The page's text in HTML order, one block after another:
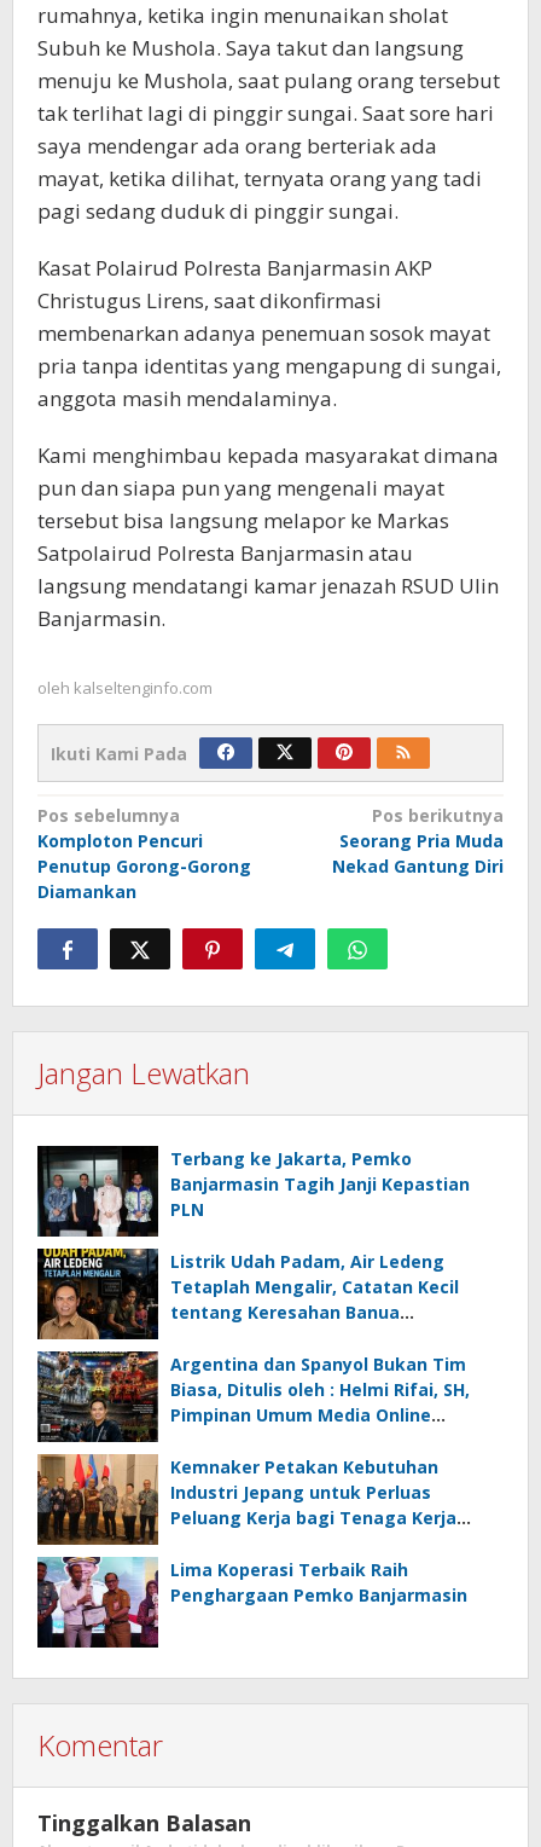
rumahnya, ketika ingin menunaikan sholat
Subuh ke Mushola. Saya takut dan langsung
menuju ke Mushola, saat pulang orang tersebut
tak terlihat lagi di pinggir sungai. Saat sore hari
saya mendengar ada orang berteriak ada
mayat, ketika dilihat, ternyata orang yang tadi
pagi sedang duduk di pinggir sungai.
Kasat Polairud Polresta Banjarmasin AKP
Christugus Lirens, saat dikonfirmasi
membenarkan adanya penemuan sosok mayat
pria tanpa identitas yang mengapung di sungai,
anggota masih mendalaminya.
Kami menghimbau kepada masyarakat dimana
pun dan siapa pun yang mengenali mayat
tersebut bisa langsung melapor ke Markas
Satpolairud Polresta Banjarmasin atau
langsung mendatangi kamar jenazah RSUD Ulin
Banjarmasin.
oleh kalseltenginfo.com
Ikuti Kami Pada
Navigasi
pos
Pos sebelumnya
Komploton Pencuri
Penutup Gorong-Gorong
Diamankan
Pos berikutnya
Seorang Pria Muda
Nekad Gantung Diri
Jangan Lewatkan
Terbang ke Jakarta, Pemko
Banjarmasin Tagih Janji Kepastian
PLN
Listrik Udah Padam, Air Ledeng
Tetaplah Mengalir, Catatan Kecil
tentang Keresahan Banua
Ancaman Lingkungan, Oleh : Helmi
Rifai, SH
Argentina dan Spanyol Bukan Tim
Biasa, Ditulis oleh : Helmi Rifai, SH,
Pimpinan Umum Media Online
Kemnaker Petakan Kebutuhan
Industri Jepang untuk Perluas
Peluang Kerja bagi Tenaga Kerja
Lima Koperasi Terbaik Raih
Penghargaan Pemko Banjarmasin
Komentar
Tinggalkan Balasan